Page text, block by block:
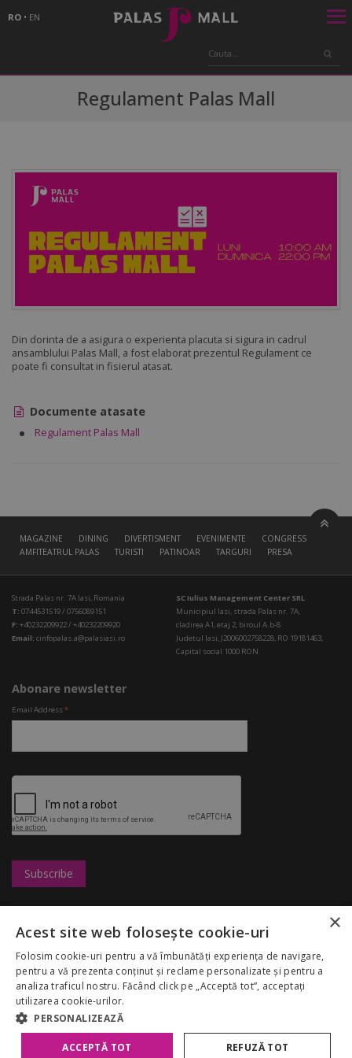
RO • EN
Regulament Palas Mall
Din dorinta de a asigura o experienta placuta si sigura in cadrul
ansamblului Palas Mall, a fost elaborat prezentul Regulament ce
poate fi consultat in fisierul atasat.
Documente atasate
Regulament Palas Mall
MAGAZINE DINING DIVERTISMENT EVENIMENTE
CONGRESS HALL
AMFITEATRUL PALAS
TURISTI PATINOAR TARGURI PRESA
Strada Palas nr. 7A Iasi, Romania
T: 0744531519 / 0756089151
F: +40232209922 / +40232209920
Email: cinfopalas.a@palasiasi.ro
SC Iulius Management Center SRL
Municipiul Iasi, strada Palas nr. 7A,
cladirea A1, etaj 2, biroul A.b-8
Judetul Iasi, J2006002758228, RO 19181463,
Capital social 1000 RON
Abonare newsletter
Email Address*
Marketing
Regulamentul
Palas Mall
My Account
GDPR
Congresshall
Targuri
Restaurante
Reduceri
Despre noi
Copyright 2026 Palas Mall. Toate drepturile rezervate.
×
Acest site web folosește cookie-uri
Folosim cookie-uri pentru a vă îmbunătăți experiența de navigare,
pentru a vă prezenta conținut și reclame personalizate și pentru a
analiza traficul nostru. Făcând click pe „Acceptă tot”, acceptați
utilizarea cookie-urilor.
PERSONALIZEAZĂ
ACCEPTĂ TOT REFUZĂ TOT